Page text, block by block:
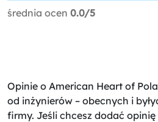
średnia ocen 0.0/5
Opinie o American Heart of
od inżynierów – obecnych i
firmy. Jeśli chcesz dodać